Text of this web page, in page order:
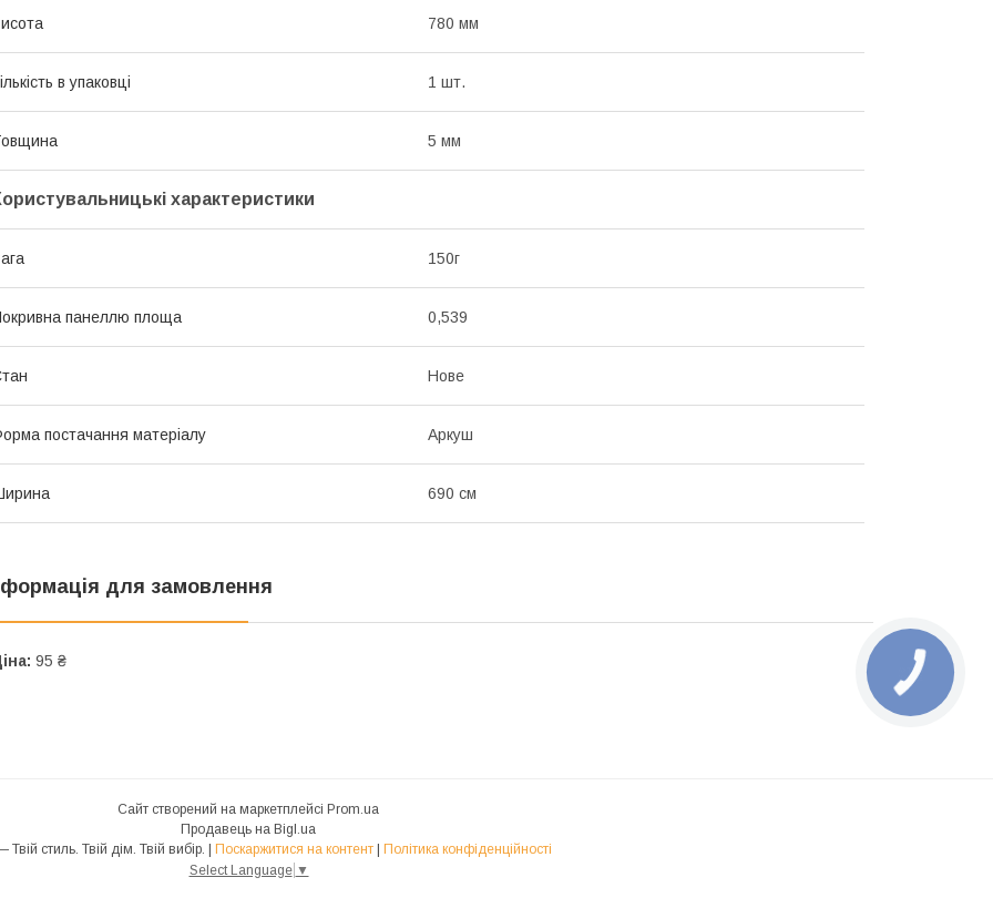
780 мм
в упаковці 1 шт.
5 мм
характеристики
150г
панеллю площа 0,539
Нове
постачання матеріалу Аркуш
690 см
для замовлення
95 ₴
Сайт створений на маркетплейсі Prom.ua
Продавець на Bigl.ua
Brizgou — Твій стиль. Твій дім. Твій вибір. | Поскаржитися на контент | Політика конфіденційності
Select Language ▼